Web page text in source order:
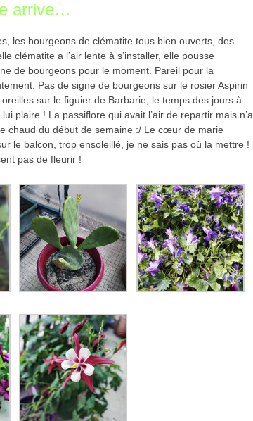
arrive…
les bourgeons de clématite tous bien ouverts, des
clématite a l’air lente à s’installer, elle pousse
de bourgeons pour le moment. Pareil pour la
Pas de signe de bourgeons sur le rosier Aspirin
sur le figuier de Barbarie, le temps des jours à
plaire ! La passiflore qui avait l’air de repartir mais n’a
chaud du début de semaine :/ Le cœur de marie
le balcon, trop ensoleillé, je ne sais pas où la mettre !
pas de fleurir !